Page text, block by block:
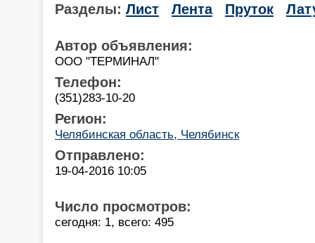
Разделы: Лист Лента Пруток
Автор объявления:
OOO "ТЕРМИНАЛ"
Телефон:
(351)283-10-20
Регион:
Челябинская область, Челябинск
Отправлено:
19-04-2016 10:05
Число просмотров:
сегодня: 1, всего: 495